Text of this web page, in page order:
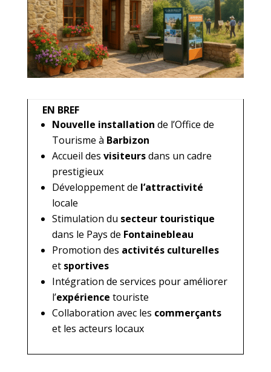
EN BREF
Nouvelle installation de l’Office de
Tourisme à Barbizon
Accueil des visiteursdans un cadre
prestigieux
Développement de l’attractivité
locale
Stimulation du secteur touristique
dans le Pays de Fontainebleau
Promotion des activités culturelles
et sportives
Intégration de services pour améliorer
l’expérience touriste
Collaboration avec les commerçants
et les acteurs locaux